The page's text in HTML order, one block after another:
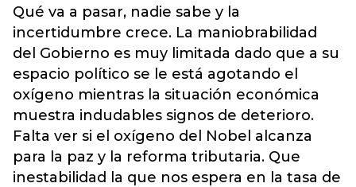
Qué va a pasar, nadie sabe y la
incertidumbre crece. La maniobrabilidad
del Gobierno es muy limitada dado que a su
espacio político se le está agotando el
oxígeno mientras la situación económica
muestra indudables signos de deterioro.
Falta ver si el oxígeno del Nobel alcanza
para la paz y la reforma tributaria. Que
inestabilidad la que nos espera en la tasa de